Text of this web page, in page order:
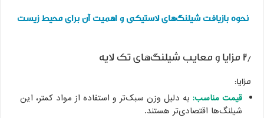
نحوه بازیافت شیلنگ‌های لاستیکی و اهمیت آن برای محیط زیست
۲٫ مزایا و معایب شیلنگ‌های تک لایه
مزایا:
قیمت مناسب: به دلیل وزن سبک‌تر و استفاده از مواد کمتر، این
شیلنگ‌ها اقتصادی‌تر هستند.